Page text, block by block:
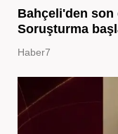
Bahçeli'den son
Soruşturma
Haber7